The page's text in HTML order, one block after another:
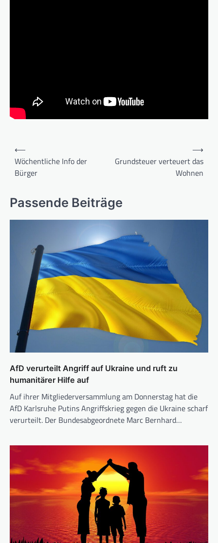
Beitragsnavigation
⟵
Wöchentliche Info der
Bürger
Grundsteuer verteuert das
Wohnen
⟶
Passende Beiträge
AfD verurteilt Angriff auf Ukraine und ruft zu
humanitärer Hilfe auf
Auf ihrer Mitgliederversammlung am Donnerstag hat die
AfD Karlsruhe Putins Angriffskrieg gegen die Ukraine scharf
verurteilt. Der Bundesabgeordnete Marc Bernhard…